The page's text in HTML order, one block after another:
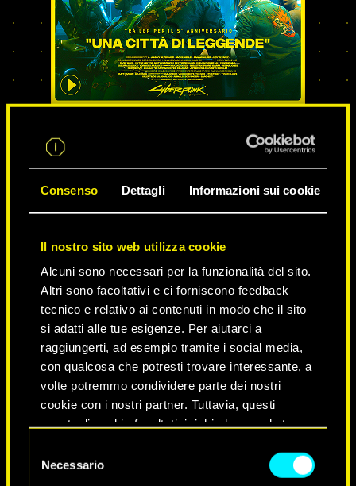
Consenso Dettagli Informazioni sui cookie
Il nostro sito web utilizza cookie
Alcuni sono necessari per la funzionalità del sito.
Altri sono facoltativi e ci forniscono feedback
tecnico e relativo ai contenuti in modo che il sito
si adatti alle tue esigenze. Per aiutarci a
raggiungerti, ad esempio tramite i social media,
con qualcosa che potresti trovare interessante, a
volte potremmo condividere parte dei nostri
cookie con i nostri partner. Tuttavia, questi
eventuali cookie facoltativi richiederanno la tua
Tutti i dettagli su come utilizziamo i cookie e su
delNecessario
NEVER FADE AWAY